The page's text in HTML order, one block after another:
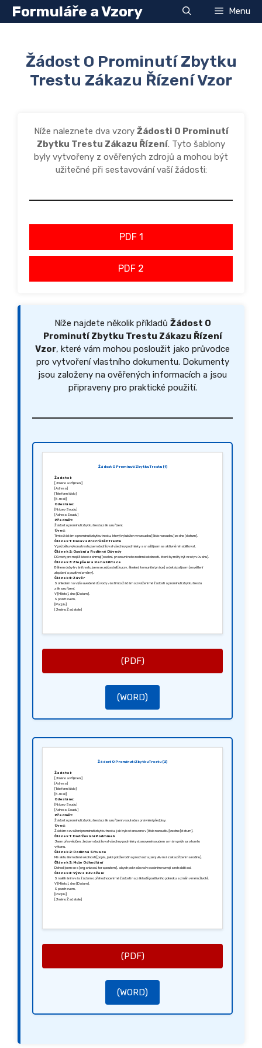
Přeskočit
Formuláře a Vzory Menu
Žádost O Prominutí Zbytku
Trestu Zákazu Řízení Vzor
Níže naleznete dva vzory Žádosti O Prominutí
Zbytku Trestu Zákazu Řízení. Tyto šablony
byly vytvořeny z ověřených zdrojů a mohou být
užitečné při sestavování vaší žádosti:
PDF 1
PDF 2
Níže najdete několik příkladů Žádost O
Prominutí Zbytku Trestu Zákazu Řízení
Vzor, které vám mohou posloužit jako průvodce
pro vytvoření vlastního dokumentu. Dokumenty
jsou založeny na ověřených informacích a jsou
připraveny pro praktické použití.
Žádost O Prominutí Zbytku Trestu (1)
Žadatel:
[Jméno a Příjmení]
[Adresa]
[Telefonní číslo]
[E-mail]
Odesláno:
[Název Soudu]
[Adresa Soudu]
Předmět:
Žádost o prominutí zbytku trestu zákazu řízení.
Úvod:
Tímto žádám o prominutí zbytku trestu, který byl uložen v rozsudku [číslo rozsudku] ze dne [datum].
Článek 1: Dosavadní Průběh Trestu
V průběhu výkonu trestu jsem dodržoval všechny podmínky a snažil jsem se aktivně rehabilitovat.
Článek 2: Osobní a Rodinné Důvody
Důvody pro moji žádost zahrnují [osobní, pracovní nebo rodinné okolnosti, které by měly být vzaty v úvahu].
Článek 3: Zlepšení a Rehabilitace
Během doby trvání trestu jsem se zúčastnil [kurzy, školení, komunitní práce] a dokázal jsem [osvětlení
zlepšení a pozitivní změny].
Článek 4: Závěr
S ohledem na výše uvedené důvody vás tímto žádám o zvážení mé žádosti a prominutí zbytku trestu
zákazu řízení.
V [Město], dne [Datum].
S pozdravem,
[Podpis]
[Jméno Žadatele]
(PDF)
(WORD)
Žádost O Prominutí Zbytku Trestu (2)
Žadatel:
[Jméno a Příjmení]
[Adresa]
[Telefonní číslo]
[E-mail]
Odesláno:
[Název Soudu]
[Adresa Soudu]
Předmět:
Žádost o prominutí zbytku trestu zákazu řízení v souladu s právními předpisy.
Úvod:
Žádám o zvážení prominutí zbytku trestu, jak bylo stanoveno v [číslo rozsudku] ze dne [datum].
Článek 1: Dodržování Podmínek
Jsem přesvědčen, že jsem dodržoval všechny podmínky stanovené soudem a mám průkaz o tomto
výkonu.
Článek 2: Rodinná Situace
Mé aktuální rodinné okolnosti [popis, jaké potíže rodina prochází a jaký vliv má zákaz řízení na rodinu].
Článek 3: Moje Odhodlání
Dohodl jsem se s [organizací, terapeutem], abych pokračoval v osobním rozvoji a rehabilitaci.
Článek 4: Výzva k Zvážení
S naléháním vás žádám o přehodnocení mé žádosti na základě pozitivního pokroku a změn v mém životě.
V [Město], dne [Datum].
S pozdravem,
[Podpis]
[Jméno Žadatele]
(PDF)
(WORD)